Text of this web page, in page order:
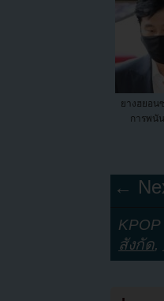
ยางฮยอน
การพนั
←
สังกัด,